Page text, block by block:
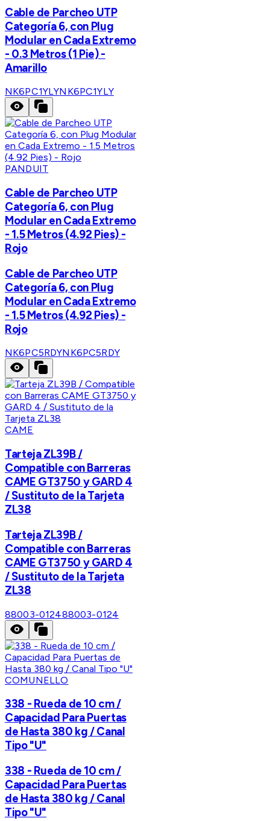
Cable de Parcheo UTP
Categoría 6, con Plug
Modular en Cada Extremo
- 0.3 Metros (1 Pie) -
Amarillo
NK6PC1YLYNK6PC1YLY
PANDUIT
Cable de Parcheo UTP
Categoría 6, con Plug
Modular en Cada Extremo
- 1.5 Metros (4.92 Pies) -
Rojo
Cable de Parcheo UTP
Categoría 6, con Plug
Modular en Cada Extremo
- 1.5 Metros (4.92 Pies) -
Rojo
NK6PC5RDYNK6PC5RDY
CAME
Tarteja ZL39B /
Compatible con Barreras
CAME GT3750 y GARD 4
/ Sustituto de la Tarjeta
ZL38
Tarteja ZL39B /
Compatible con Barreras
CAME GT3750 y GARD 4
/ Sustituto de la Tarjeta
ZL38
88003-012488003-0124
COMUNELLO
338 - Rueda de 10 cm /
Capacidad Para Puertas
de Hasta 380 kg / Canal
Tipo "U"
338 - Rueda de 10 cm /
Capacidad Para Puertas
de Hasta 380 kg / Canal
Tipo "U"